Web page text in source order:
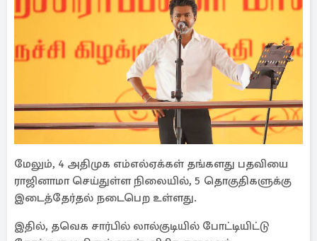
மேலும், 4 அதிமுக எம்எல்ஏக்கள் தங்களது பதவியை
ராஜினாமா செய்துள்ள நிலையில், 5 தொகுதிகளுக்கு
இடைத்தேர்தல் நடைபெற உள்ளது.
இதில், தவெக சார்பில் லால்குடியில் போட்டியிட்டு